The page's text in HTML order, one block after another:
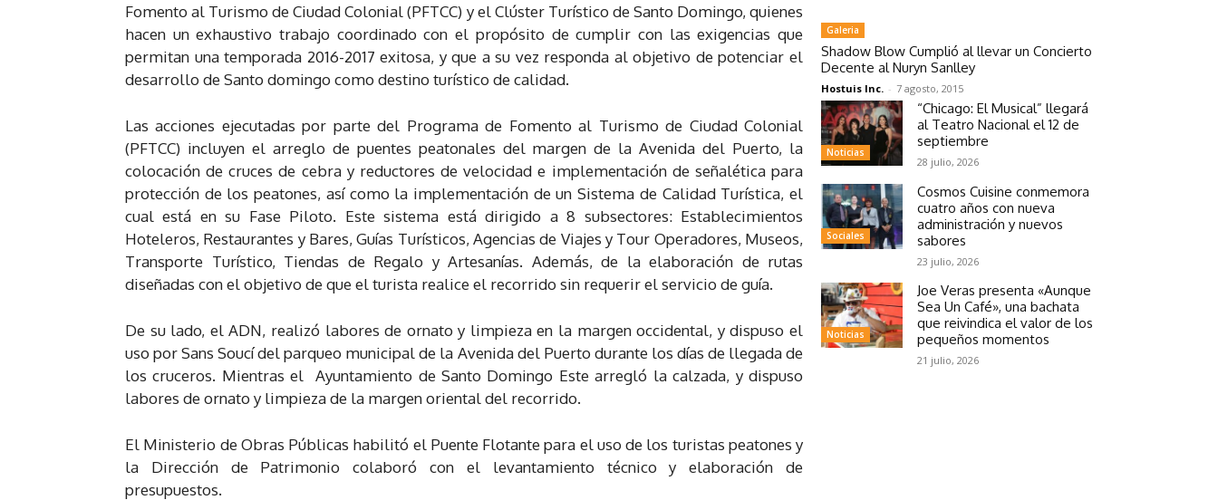
Fomento al Turismo de Ciudad Colonial (PFTCC) y el Clúster Turístico de Santo Domingo, quienes
hacen un exhaustivo trabajo coordinado con el propósito de cumplir con las exigencias que
permitan una temporada 2016-2017 exitosa, y que a su vez responda al objetivo de potenciar el
desarrollo de Santo domingo como destino turístico de calidad.
Las acciones ejecutadas por parte del Programa de Fomento al Turismo de Ciudad Colonial
(PFTCC) incluyen el arreglo de puentes peatonales del margen de la Avenida del Puerto, la
colocación de cruces de cebra y reductores de velocidad e implementación de señalética para
protección de los peatones, así como la implementación de un Sistema de Calidad Turística, el
cual está en su Fase Piloto. Este sistema está dirigido a 8 subsectores: Establecimientos
Hoteleros, Restaurantes y Bares, Guías Turísticos, Agencias de Viajes y Tour Operadores, Museos,
Transporte Turístico, Tiendas de Regalo y Artesanías. Además, de la elaboración de rutas
diseñadas con el objetivo de que el turista realice el recorrido sin requerir el servicio de guía.
De su lado, el ADN, realizó labores de ornato y limpieza en la margen occidental, y dispuso el
uso por Sans Soucí del parqueo municipal de la Avenida del Puerto durante los días de llegada de
los cruceros. Mientras el Ayuntamiento de Santo Domingo Este arregló la calzada, y dispuso
labores de ornato y limpieza de la margen oriental del recorrido.
El Ministerio de Obras Públicas habilitó el Puente Flotante para el uso de los turistas peatones y
la Dirección de Patrimonio colaboró con el levantamiento técnico y elaboración de
presupuestos.
Galeria
Shadow Blow Cumplió al llevar un Concierto
Decente al Nuryn Sanlley
Hostuis Inc. - 7 agosto, 2015
Noticias
“Chicago: El Musical” llegará
al Teatro Nacional el 12 de
septiembre
28 julio, 2026
Sociales
Cosmos Cuisine conmemora
cuatro años con nueva
administración y nuevos
sabores
23 julio, 2026
Noticias
Joe Veras presenta «Aunque
Sea Un Café», una bachata
que reivindica el valor de los
pequeños momentos
21 julio, 2026